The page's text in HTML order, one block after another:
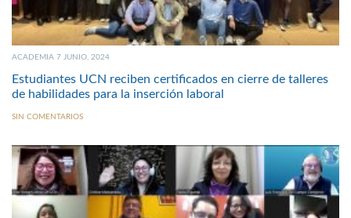
ACADEMIA 7 JUNIO, 2024
Estudiantes UCN reciben certificados en cierre de talleres
de habilidades para la inserción laboral
SIN COMENTARIOS